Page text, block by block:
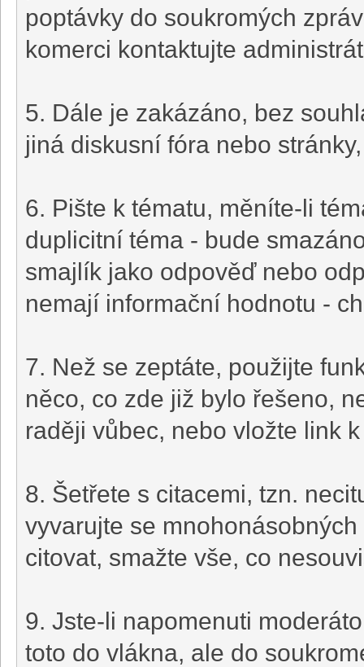
poptávky do soukromých
komerci kontaktujte
5. Dále je zakázáno, bez
jiná diskusní fóra nebo
6. Pište k tématu, měníte-li
duplicitní téma - bude
smajlík jako odpověď nebo
nemají informační hodnotu -
7. Než se zeptáte, použijte
něco, co zde již bylo řešeno,
raději vůbec, nebo vložte link
8. Šetřete s citacemi, tzn.
vyvarujte se
citovat, smažte vše, co
9. Jste-li napomenuti
toto do vlákna, ale do